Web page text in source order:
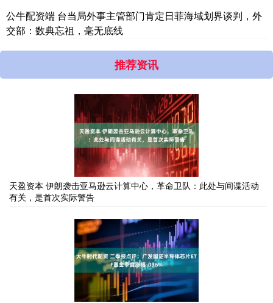
公牛配资端 台当局外事主管部门肯定日菲海域划界谈判，外
交部：数典忘祖，毫无底线
推荐资讯
天盈资本 伊朗袭击亚马逊云计算中心，革命卫队：此处与间谍活动
有关，是首次实际警告